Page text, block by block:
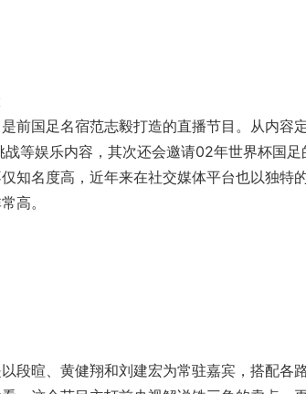
是前国足名宿范志毅打造的直播节目。从内
战等娱乐内容，其次还会邀请02年世界杯国
知名度高，近年来在社交媒体平台也以独特
高。
以段暄、黄健翔和刘建宏为常驻嘉宾，搭配